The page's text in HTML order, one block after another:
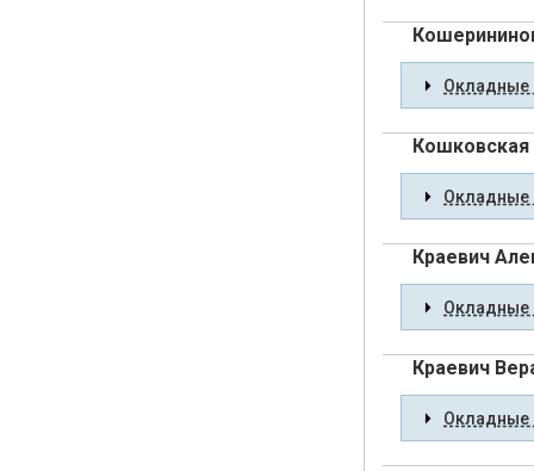
Окладные
Окладные
Краевич
Окладные
Краевич
Окладные